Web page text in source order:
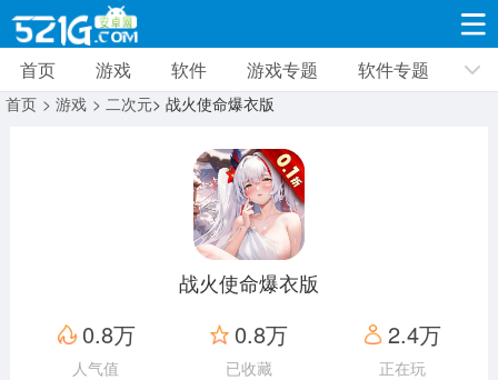
游戏 软件 游戏专题 软件专题 新闻资讯
8694款应用
动作闯关
12971款应用
赛车竞速
3633款应用
卡牌对战
2053款应用
体育运动
1280款应用
首页 游戏 软件 游戏专题 软件专题
首页 > 游戏 > 二次元> 战火使命爆衣版
战火使命爆衣版
0.8万
人气值
0.8万
已收藏
2.4万
正在玩